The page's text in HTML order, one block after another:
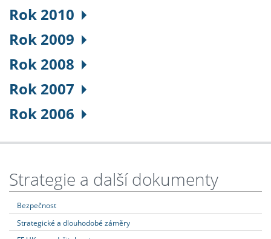
Rok 2010
Rok 2009
Rok 2008
Rok 2007
Rok 2006
Strategie a další dokumenty
Bezpečnost
Strategické a dlouhodobé záměry